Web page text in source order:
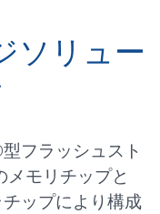
ソリュー
フラッシュスト
モリチップと
ップにより構成